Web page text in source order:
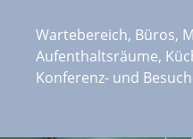
Wartebereich, Büros,
Aufenthaltsräume,
Konferenz- und